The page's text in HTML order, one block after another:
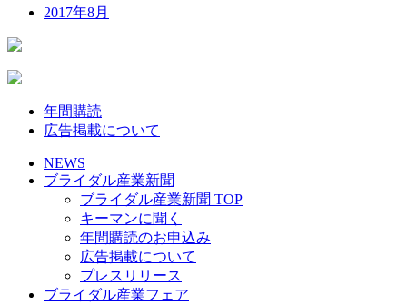
2017年8月
年間購読
広告掲載について
NEWS
ブライダル産業新聞
ブライダル産業新聞 TOP
キーマンに聞く
年間購読のお申込み
広告掲載について
プレスリリース
ブライダル産業フェア